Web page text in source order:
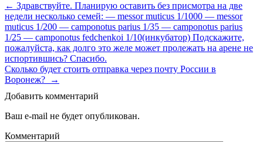
← Здравствуйте. Планирую оставить без присмотра на две
недели несколько семей: — messor muticus 1/1000 — messor
muticus 1/200 — camponotus parius 1/35 — camponotus parius
1/25 — camponotus fedchenkoi 1/10(инкубатор) Подскажите,
пожалуйста, как долго это желе может пролежать на арене не
испортившись? Спасибо.
Сколько будет стоить отправка через почту России в
Воронеж?
→
Добавить комментарий
Ваш e-mail не будет опубликован.
Комментарий